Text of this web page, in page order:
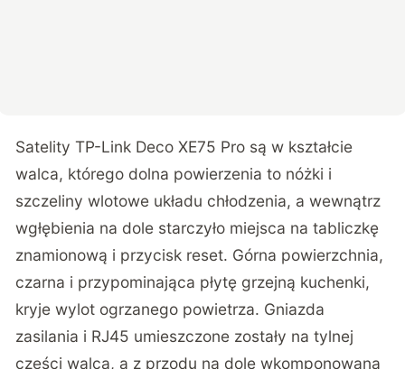
Satelity TP-Link Deco XE75 Pro są w kształcie
walca, którego dolna powierzenia to nóżki i
szczeliny wlotowe układu chłodzenia, a wewnątrz
wgłębienia na dole starczyło miejsca na tabliczkę
znamionową i przycisk reset. Górna powierzchnia,
czarna i przypominająca płytę grzejną kuchenki,
kryje wylot ogrzanego powietrza. Gniazda
zasilania i RJ45 umieszczone zostały na tylnej
części walca, a z przodu na dole wkomponowana